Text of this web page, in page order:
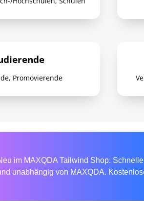
Promovierende
im MAXQDA Tailwind Shop:
unabhängig von MAXQDA.